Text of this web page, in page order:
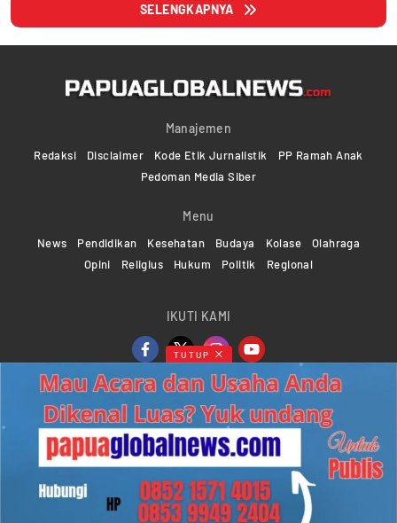
SELENGKAPNYA
Manajemen
Redaksi Disclaimer Kode Etik Jurnalistik
PP Ramah Anak
Pedoman Media Siber
Menu
News Pendidikan Kesehatan Budaya Kolase
Olahraga
Opini
Religius Hukum Politik Regional
IKUTI KAMI
Copyright ©2024-2026 Papuaglobalnews.com | All rights
reserved
Web Developer Powered byKMGNetwork
TUTUP